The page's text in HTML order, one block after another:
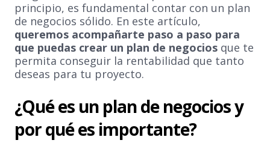
principio, es fundamental contar con un plan
de negocios sólido. En este artículo,
queremos acompañarte paso a paso para
que puedas crear un plan de negocios que te
permita conseguir la rentabilidad que tanto
deseas para tu proyecto.
¿Qué es un plan de negocios y
por qué es importante?